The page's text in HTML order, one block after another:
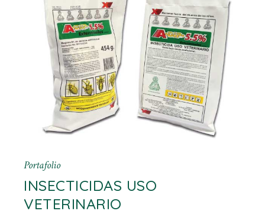
Portafolio
INSECTICIDAS USO
VETERINARIO